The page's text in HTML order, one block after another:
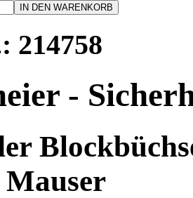
IN DEN WARENKORB
214758
-
Mauser